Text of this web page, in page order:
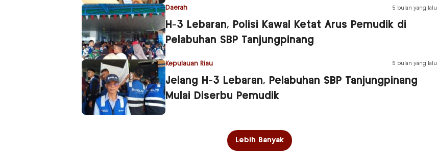
Daerah 5 bulan yang lalu
H-3 Lebaran, Polisi Kawal Ketat Arus Pemudik di
Pelabuhan SBP Tanjungpinang
Kepulauan Riau 5 bulan yang lalu
Jelang H-3 Lebaran, Pelabuhan SBP Tanjungpinang
Mulai Diserbu Pemudik
Lebih Banyak